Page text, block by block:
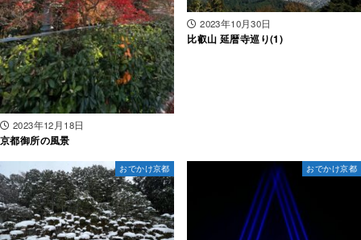
2023年12月18日
京都御所の風景
2023年10月30日
比叡山 延暦寺巡り(1)
おでかけ京都 おでかけ京都